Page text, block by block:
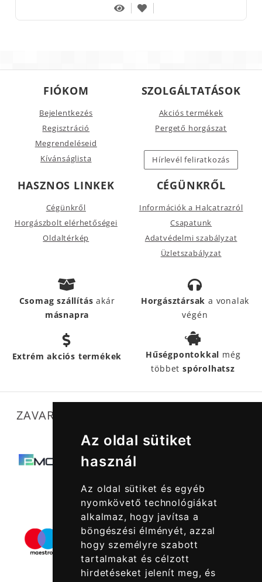
Az oldal sütiket
használ
Az oldal sütiket és egyéb
nyomkövető technológiákat
alkalmaz, hogy javítsa a
böngészési élményét, azzal
hogy személyre szabott
tartalmakat és célzott
hirdetéseket jelenít meg, és
FIÓKOM
Bejelentkezés
Regisztráció
Megrendeléseid
Kívánságlista
SZOLGÁLTATÁSOK
Akciós termékek
Pergető horgászat
Hírlevél feliratkozás
HASZNOS LINKEK
Cégünkről
Horgászbolt elérhetőségei
Oldaltérkép
CÉGÜNKRŐL
Információk a Halcatrazról
Csapatunk
Adatvédelmi szabályzat
Üzletszabályzat
Csomag szállításakár
másnapra
Horgásztársak a vonalak
végén
Extrém akciós termékek Hűségpontokkal még
többetspórolhatsz
ZAVARTALAN MŰKÖDÉSÜNKET SEGÍTIK